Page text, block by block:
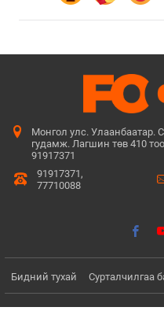
Монгол улс. Улаанбаатар.
гудамж. Лагшин төв 410
91917371
91917371,
77710088
Бидний тухай Сурталчилгаа